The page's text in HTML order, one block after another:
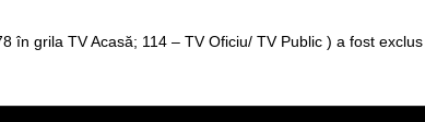
grila TV Acasă; 114 – TV Oficiu/ TV Public ) a fost